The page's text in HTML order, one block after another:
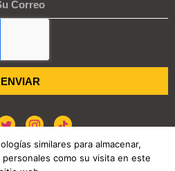
ENVIAR
similares para almacenar,
como su visita en este